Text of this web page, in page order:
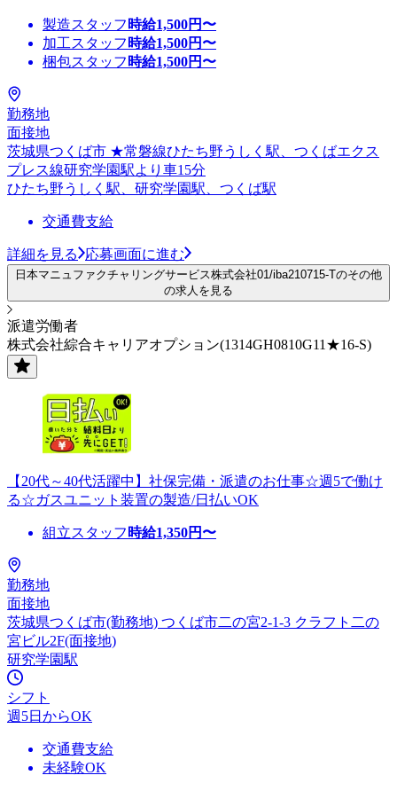
製造スタッフ 時給1,500円〜
加工スタッフ 時給1,500円〜
梱包スタッフ 時給1,500円〜
勤務地
面接地
茨城県つくば市 ★常磐線ひたち野うしく駅、つくばエクス
プレス線研究学園駅より車15分
ひたち野うしく駅、研究学園駅、つくば駅
交通費支給
詳細を見る 応募画面に進む
日本マニュファクチャリングサービス株式会社01/iba210715-Tのその他
の求人を見る
派遣労働者
株式会社綜合キャリアオプション(1314GH0810G11★16-S)
【20代～40代活躍中】社保完備・派遣のお仕事☆週5で働け
る☆ガスユニット装置の製造/日払いOK
組立スタッフ 時給1,350円〜
勤務地
面接地
茨城県つくば市(勤務地) つくば市二の宮2-1-3 クラフト二の
宮ビル2F(面接地)
研究学園駅
シフト
週5日からOK
交通費支給
未経験OK